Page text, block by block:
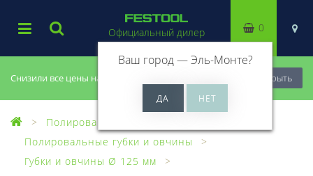
Снизили все цены на 20%, успей купить! Закрыть
Официальный дилер
Ваш город —Эль-Монте?
0
Полирование
Полировальные губки и овчины
Губки и овчины Ø 125 мм